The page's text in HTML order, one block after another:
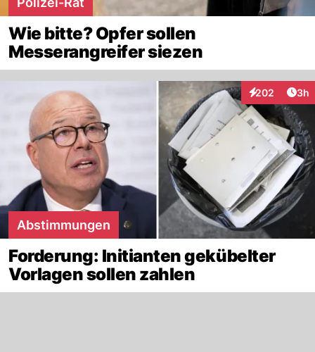
Wie bitte? Opfer sollen
Messerangreifer siezen
202
Interaktionen
3h
Abstimmungen
Forderung: Initianten gekübelter
Vorlagen sollen zahlen